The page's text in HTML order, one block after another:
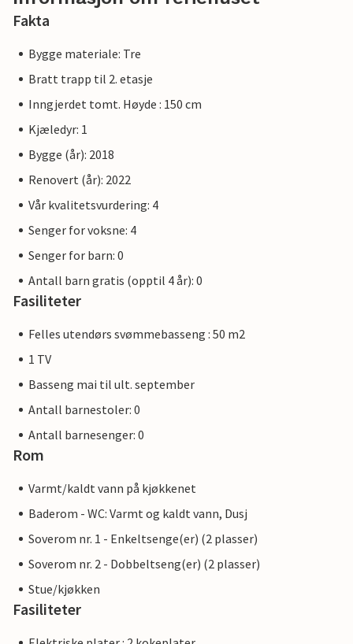
Fakta
Bygge materiale: Tre
Bratt trapp til 2. etasje
Inngjerdet tomt. Høyde : 150 cm
Kjæledyr: 1
Bygge (år): 2018
Renovert (år): 2022
Vår kvalitetsvurdering: 4
Senger for voksne: 4
Senger for barn: 0
Antall barn gratis (opptil 4 år): 0
Fasiliteter
Felles utendørs svømmebasseng : 50 m2
1 TV
Basseng mai til ult. september
Antall barnestoler: 0
Antall barnesenger: 0
Rom
Varmt/kaldt vann på kjøkkenet
Baderom - WC: Varmt og kaldt vann, Dusj
Soverom nr. 1 - Enkeltsenge(er) (2 plasser)
Soverom nr. 2 - Dobbeltseng(er) (2 plasser)
Stue/kjøkken
Fasiliteter